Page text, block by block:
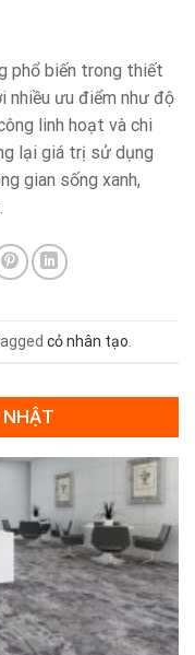
phổ biến trong thiết
nhiều ưu điểm như độ
linh hoạt và chi
lại giá trị sử dụng
gian sống xanh,
cỏ nhân tạo
NHẬT